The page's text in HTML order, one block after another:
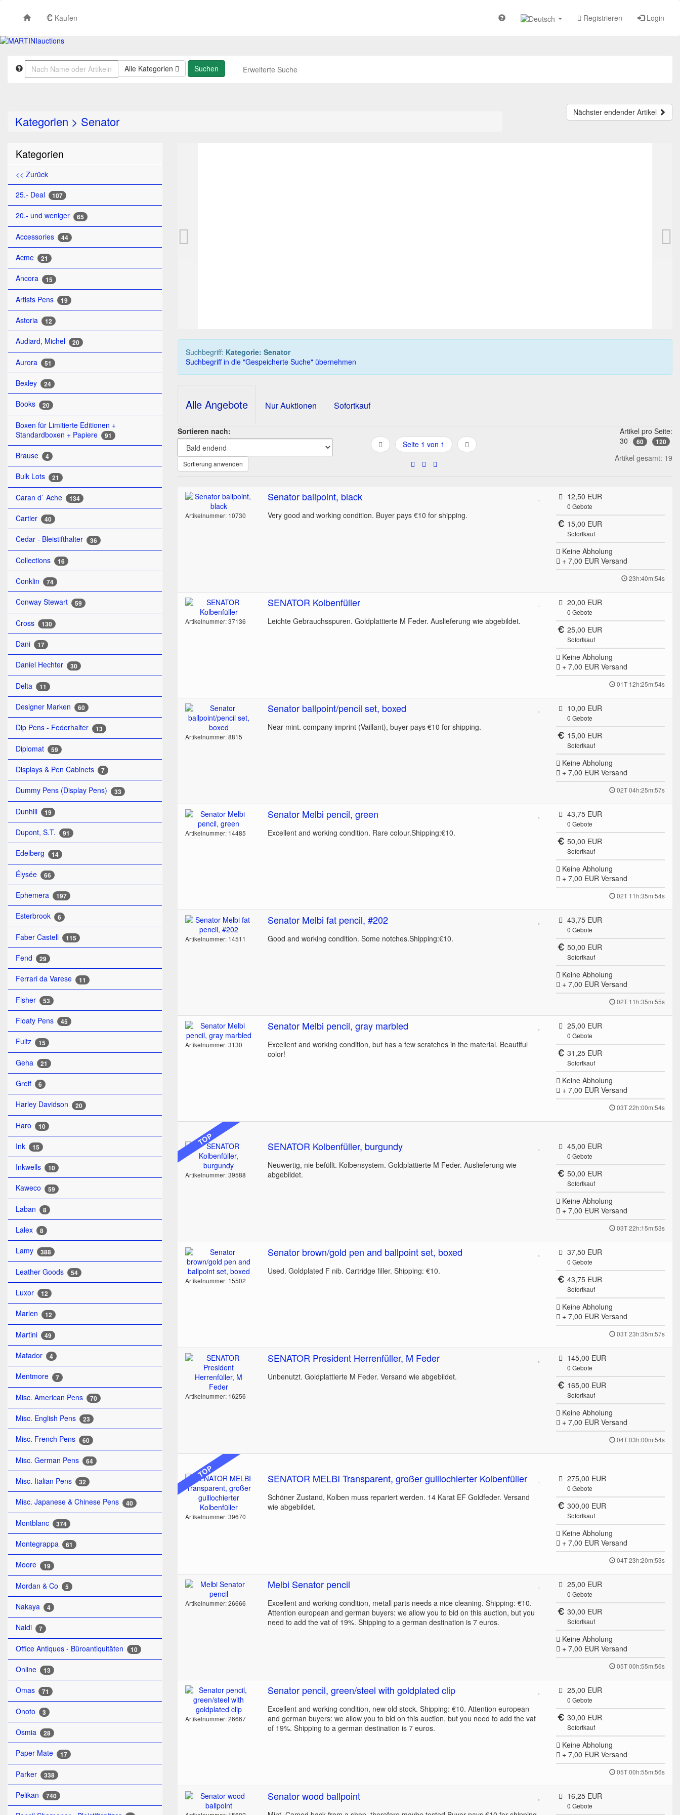
Kaufen Registrieren Login
Alle Kategorien Erweiterte Suche
Kategorien > Senator
Nächster endender Artikel
Kategorien
<< Zurück
25.- Deal
107
20.- und weniger 65
Accessories 44
Acme 21
Ancora 15
Artists Pens 19
Astoria 12
Audiard, Michel 20
Aurora 51
Bexley 24
Books 20
Boxen für Limitierte Editionen +
Standardboxen + Papiere
91
Brause 4
Bulk Lots 21
Caran d` Ache 134
Cartier 40
Cedar - Bleistifthalter 36
Collections 16
Conklin 74
Conway Stewart 59
Cross 130
Dani 17
Daniel Hechter 30
Delta 11
Designer Marken 60
Dip Pens - Federhalter 13
Diplomat 59
Displays & Pen Cabinets 7
Dummy Pens (Display Pens) 33
Dunhill 19
Dupont, S.T. 91
Edelberg 14
Élysée 66
Ephemera 197
Esterbrook 6
Faber Castell 115
Fend 29
Ferrari da Varese 11
Fisher 53
Floaty Pens 45
Fultz 15
Geha 21
Greif 6
Harley Davidson 20
Haro 10
Ink 15
Inkwells 10
Kaweco 59
Laban 8
Lalex 8
Lamy 388
Leather Goods 54
Luxor 12
Marlen 12
Martini 49
Matador 4
Mentmore 7
Misc. American Pens 70
Misc. English Pens 23
Misc. French Pens 60
Misc. German Pens 64
Misc. Italian Pens 32
Misc. Japanese & Chinese Pens 40
Montblanc 374
Montegrappa 61
Moore 19
Mordan & Co 5
Nakaya 4
Naldi 7
Office Antiques - Büroantiquitäten 10
Online 13
Omas 71
Onoto 3
Osmia 28
Paper Mate 17
Parker 338
Pelikan 740
SENATOR President Herrenfüller, Kolben, 14 Karat
Suchbegriff: Kategorie: Senator
Suchbegriff in die "Gespeicherte Suche" übernehmen
Alle Angebote Nur Auktionen Sofortkauf
Sortieren nach:
Sortierung anwenden
Seite 1 von 1
Artikel pro Seite:
30
60 120
Artikel gesamt: 19
Artikelnummer: 10730
Senator ballpoint, black
Very good and working condition. Buyer pays €10 for shipping.
12,50 EUR
0 Gebote
15,00 EUR
Sofortkauf
Keine Abholung
+ 7,00 EURVersand
23h:40m:54s
Artikelnummer: 37136
SENATOR Kolbenfüller
Leichte Gebrauchsspuren. Goldplattierte M Feder. Auslieferung wie abgebildet.
20,00 EUR
0 Gebote
25,00 EUR
Sofortkauf
Keine Abholung
+ 7,00 EURVersand
01T 12h:25m:54s
Artikelnummer: 8815
Senator ballpoint/pencil set, boxed
Near mint. company imprint (Vaillant), buyer pays €10 for shipping.
10,00 EUR
0 Gebote
15,00 EUR
Sofortkauf
Keine Abholung
+ 7,00 EURVersand
02T 04h:25m:57s
Artikelnummer: 14485
Senator Melbi pencil, green
Excellent and working condition. Rare colour.Shipping:€10.
43,75 EUR
0 Gebote
50,00 EUR
Sofortkauf
Keine Abholung
+ 7,00 EURVersand
02T 11h:35m:54s
Artikelnummer: 14511
Senator Melbi fat pencil, #202
Good and working condition. Some notches.Shipping:€10.
43,75 EUR
0 Gebote
50,00 EUR
Sofortkauf
Keine Abholung
+ 7,00 EURVersand
02T 11h:35m:55s
Artikelnummer: 3130
Senator Melbi pencil, gray marbled
Excellent and working condition, but has a few scratches in the material. Beautiful
color!
25,00 EUR
0 Gebote
31,25 EUR
Sofortkauf
Keine Abholung
+ 7,00 EURVersand
03T 22h:00m:54s
TOP
Artikelnummer: 39588
SENATOR Kolbenfüller, burgundy
Neuwertig, nie befüllt. Kolbensystem. Goldplattierte M Feder. Auslieferung wie
abgebildet.
45,00 EUR
0 Gebote
50,00 EUR
Sofortkauf
Keine Abholung
+ 7,00 EURVersand
03T 22h:15m:53s
Artikelnummer: 15502
Senator brown/gold pen and ballpoint set, boxed
Used. Goldplated F nib. Cartridge filler. Shipping: €10.
37,50 EUR
0 Gebote
43,75 EUR
Sofortkauf
Keine Abholung
+ 7,00 EURVersand
03T 23h:35m:57s
Artikelnummer: 16256
SENATOR President Herrenfüller, M Feder
Unbenutzt. Goldplattierte M Feder. Versand wie abgebildet.
145,00 EUR
0 Gebote
165,00 EUR
Sofortkauf
Keine Abholung
+ 7,00 EURVersand
04T 03h:00m:54s
TOP
Artikelnummer: 39670
SENATOR MELBI Transparent, großer guillochierter Kolbenfüller
Schöner Zustand, Kolben muss repariert werden. 14 Karat EF Goldfeder. Versand
wie abgebildet.
275,00 EUR
0 Gebote
300,00 EUR
Sofortkauf
Keine Abholung
+ 7,00 EURVersand
04T 23h:20m:53s
Artikelnummer: 26666
Melbi Senator pencil
Excellent and working condition, metall parts needs a nice cleaning. Shipping: €10.
Attention european and german buyers: we allow you to bid on this auction, but you
need to add the vat of 19%. Shipping to a german destination is 7 euros.
25,00 EUR
0 Gebote
30,00 EUR
Sofortkauf
Keine Abholung
+ 7,00 EURVersand
05T 00h:55m:56s
Artikelnummer: 26667
Senator pencil, green/steel with goldplated clip
Excellent and working condition, new old stock. Shipping: €10. Attention european
and german buyers: we allow you to bid on this auction, but you need to add the vat
of 19%. Shipping to a german destination is 7 euros.
25,00 EUR
0 Gebote
30,00 EUR
Sofortkauf
Keine Abholung
+ 7,00 EURVersand
05T 00h:55m:56s
Senator wood ballpoint 16,25 EUR
0 Gebote